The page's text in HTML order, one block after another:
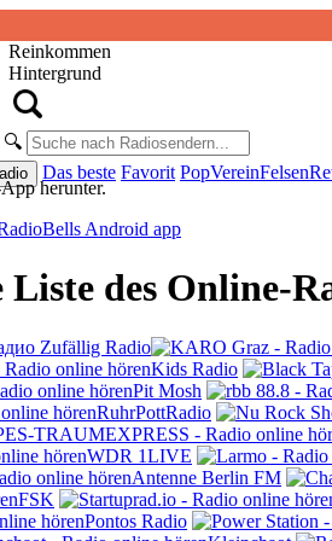
Reinkommen
Hintergrund
🔍
Das beste Favorit PopVereinFelsen
herunter.
des Online-
Zufällig Radio
Kids Radio
Pit Mosh
RuhrPottRadio
WDR 1LIVE
Antenne Berlin FM
FSK
Pontos Radio